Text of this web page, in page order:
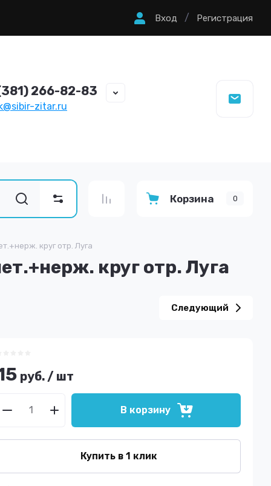
Вход / Регистрация
266-82-83
zitar.ru
Корзина 0
круг отр. Луга
круг отр. Луга
Следующий
руб. / шт
В корзину
Купить в 1 клик